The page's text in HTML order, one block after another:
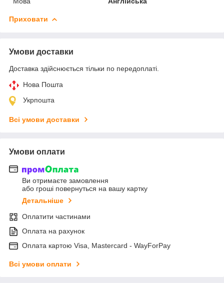
Приховати
Умови доставки
Доставка здійснюється тільки по передоплаті.
Нова Пошта
Укрпошта
Всі умови доставки
Умови оплати
Ви отримаєте замовлення
або гроші повернуться на вашу картку
Детальніше
Оплатити частинами
Оплата на рахунок
Оплата картою Visa, Mastercard - WayForPay
Всі умови оплати